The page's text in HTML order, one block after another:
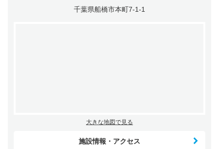
千葉県船橋市本町7-1-1
大きな地図で見る
施設情報・アクセス